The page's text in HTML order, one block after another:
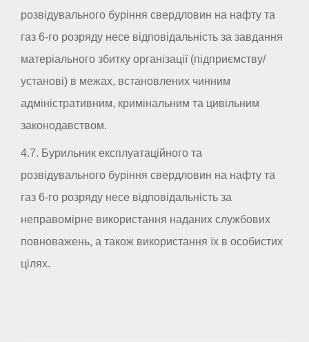
розвідувального буріння свердловин на нафту та
газ 6-го розряду несе відповідальність за завдання
матеріального збитку організації (підприємству/
установі) в межах, встановлених чинним
адміністративним, кримінальним та цивільним
законодавством.
4.7. Бурильник експлуатаційного та
розвідувального буріння свердловин на нафту та
газ 6-го розряду несе відповідальність за
неправомірне використання наданих службових
повноважень, а також використання їх в особистих
цілях.